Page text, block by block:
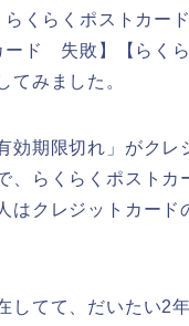
らくらくポストカ
ド 失敗】【らく
みました。
効期限切れ」がクレ
、らくらくポストカ
はクレジットカード
してて、だいたい2